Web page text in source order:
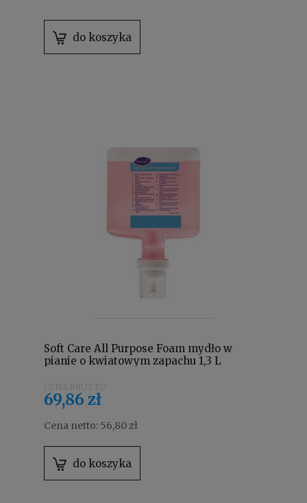
do koszyka
Soft Care All Purpose Foam mydło w
pianie o kwiatowym zapachu 1,3 L
69,86 zł
Cena netto: 56,80 zł
do koszyka